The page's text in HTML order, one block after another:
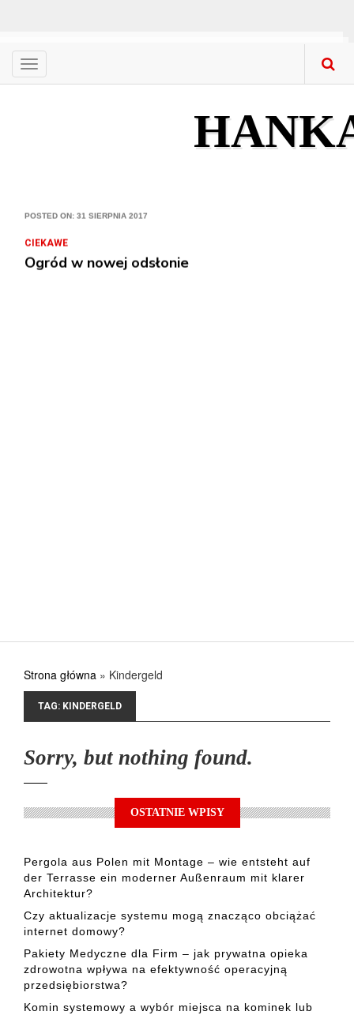
Menu
CIEKAWE
CIEKAWE
Ogród w nowej odsłonie
POSTED ON: 31 SIERPNIA 2017
Strona główna » Kindergeld
TAG: KINDERGELD
Sorry, but nothing found.
OSTATNIE WPISY
Pergola aus Polen mit Montage – wie entsteht auf
der Terrasse ein moderner Außenraum mit klarer
Architektur?
Czy aktualizacje systemu mogą znacząco obciążać
internet domowy?
Pakiety Medyczne dla Firm – jak prywatna opieka
zdrowotna wpływa na efektywność operacyjną
przedsiębiorstwa?
Komin systemowy a wybór miejsca na kominek lub